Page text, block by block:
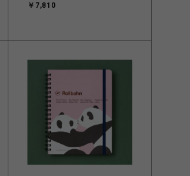
￥7,810